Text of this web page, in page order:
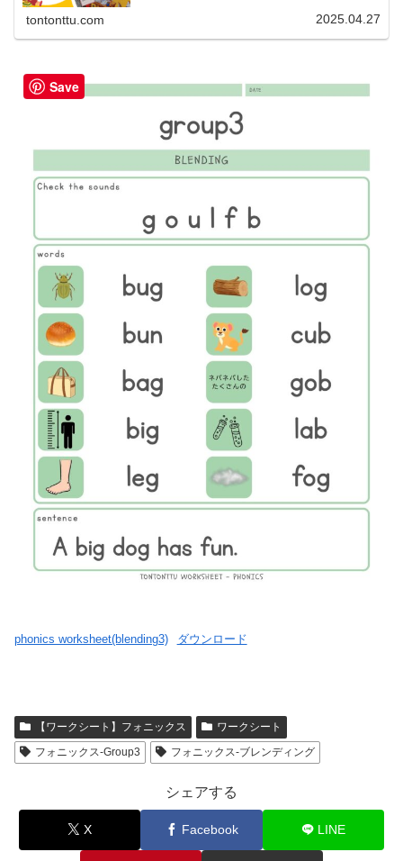
tontonttu.com 2025.04.27
phonics worksheet(blending3) ダウンロード
【ワークシート】フォニックス
ワークシート
フォニックス-Group3
フォニックス-ブレンディング
シェアする
X Facebook LINE
Save